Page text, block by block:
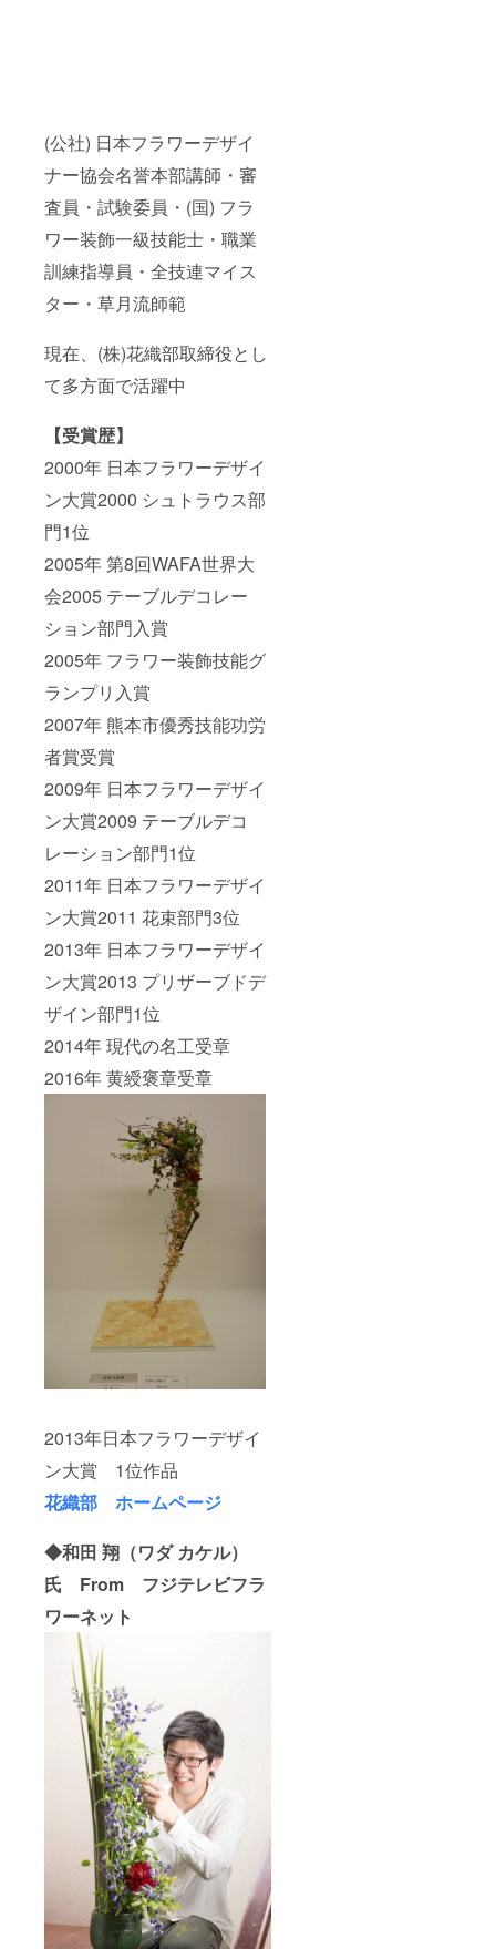
(公社) 日本フラワーデザイ
ナー協会名誉本部講師・審
査員・試験委員・(国) フラ
ワー装飾一級技能士・職業
訓練指導員・全技連マイス
ター・草月流師範
現在、(株)花織部取締役とし
て多方面で活躍中
【受賞歴】
2000年 日本フラワーデザイ
ン大賞2000 シュトラウス部
門1位
2005年 第8回WAFA世界大
会2005 テーブルデコレー
ション部門入賞
2005年 フラワー装飾技能グ
ランプリ入賞
2007年 熊本市優秀技能功労
者賞受賞
2009年 日本フラワーデザイ
ン大賞2009 テーブルデコ
レーション部門1位
2011年 日本フラワーデザイ
ン大賞2011 花束部門3位
2013年 日本フラワーデザイ
ン大賞2013 プリザーブドデ
ザイン部門1位
2014年 現代の名工受章
2016年 黄綬褒章受章
2013年日本フラワーデザイ
ン大賞 1位作品
花織部 ホームページ
◆和田 翔（ワダ カケル）
氏 From フジテレビフラ
ワーネット